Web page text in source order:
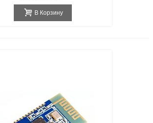
В Корзину